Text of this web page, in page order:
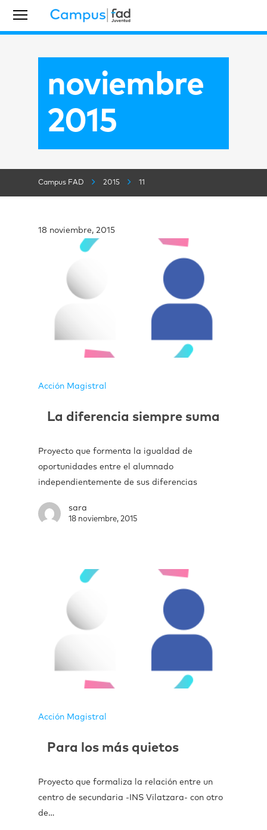
noviembre
2015
Campus FAD 2015 11
18 noviembre, 2015
Acción Magistral
La diferencia siempre suma
Proyecto que formenta la igualdad de
oportunidades entre el alumnado
independientemente de sus diferencias
sara
18 noviembre, 2015
Acción Magistral
Para los más quietos
Proyecto que formaliza la relación entre un
centro de secundaria -INS Vilatzara- con otro
de…